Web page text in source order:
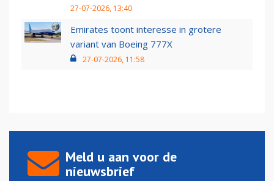
27-07-2026, 13:40
Emirates toont interesse in grotere
variant van Boeing 777X
27-07-2026, 11:58
Meld u aan voor de
nieuwsbrief